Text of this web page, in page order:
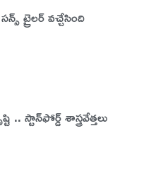
ట్రైలర్ వచ్చేసింది
స్టాన్‌ఫోర్డ్‌ శాస్త్రవేత్తలు